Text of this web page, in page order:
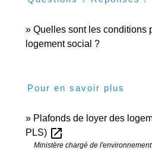
Quelles sont les conditions
logement social ?
Pour en savoir plus
Plafonds de loyer des
PLS) open_in_new
Ministère chargé de l'environnement